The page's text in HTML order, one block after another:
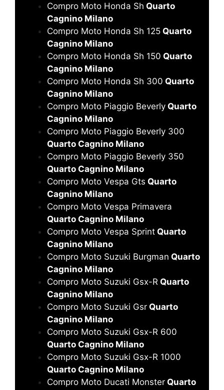
Compro Moto Honda Sh Quarto
Cagnino Milano
Compro Moto Honda Sh 125 Quarto
Cagnino Milano
Compro Moto Honda Sh 150 Quarto
Cagnino Milano
Compro Moto Honda Sh 300 Quarto
Cagnino Milano
Compro Moto Piaggio Beverly Quarto
Cagnino Milano
Compro Moto Piaggio Beverly 300
Quarto Cagnino Milano
Compro Moto Piaggio Beverly 350
Quarto Cagnino Milano
Compro Moto Vespa Gts Quarto
Cagnino Milano
Compro Moto Vespa Primavera
Quarto Cagnino Milano
Compro Moto Vespa Sprint Quarto
Cagnino Milano
Compro Moto Suzuki Burgman Quarto
Cagnino Milano
Compro Moto Suzuki Gsx-R Quarto
Cagnino Milano
Compro Moto Suzuki Gsr Quarto
Cagnino Milano
Compro Moto Suzuki Gsx-R 600
Quarto Cagnino Milano
Compro Moto Suzuki Gsx-R 1000
Quarto Cagnino Milano
Compro Moto Ducati Monster Quarto